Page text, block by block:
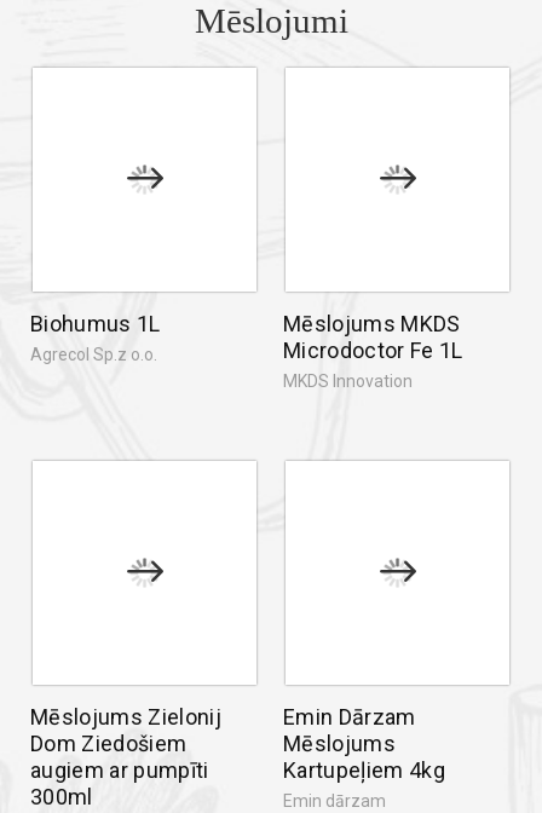
Mēslojumi
Biohumus 1L
Agrecol Sp.z o.o.
Mēslojums MKDS
Microdoctor Fe 1L
MKDS Innovation
Mēslojums Zielonij
Dom Ziedošiem
augiem ar pumpīti
300ml
Emin Dārzam
Mēslojums
Kartupeļiem 4kg
Emin dārzam